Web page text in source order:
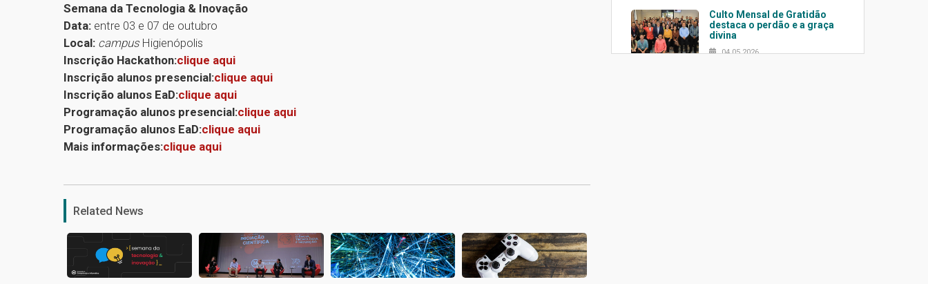
Semana da Tecnologia & Inovação
Data: entre 03 e 07 de outubro
Local: campus Higienópolis
Inscrição Hackathon:clique aqui
Inscrição alunos presencial:clique aqui
Inscrição alunos EaD:clique aqui
Programação alunos presencial:clique aqui
Programação alunos EaD:clique aqui
Mais informações:clique aqui
Related News
Culto Mensal de Gratidão
destaca o perdão e a graça
divina
04.05.2026